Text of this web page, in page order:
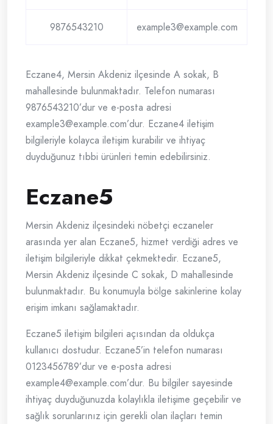
9876543210 example3@example.com
Eczane4, Mersin Akdeniz ilçesinde A sokak, B
mahallesinde bulunmaktadır. Telefon numarası
9876543210’dur ve e-posta adresi
example3@example.com’dur. Eczane4 iletişim
bilgileriyle kolayca iletişim kurabilir ve ihtiyaç
duyduğunuz tıbbi ürünleri temin edebilirsiniz.
Eczane5
Mersin Akdeniz ilçesindeki nöbetçi eczaneler
arasında yer alan Eczane5, hizmet verdiği adres ve
iletişim bilgileriyle dikkat çekmektedir. Eczane5,
Mersin Akdeniz ilçesinde C sokak, D mahallesinde
bulunmaktadır. Bu konumuyla bölge sakinlerine kolay
erişim imkanı sağlamaktadır.
Eczane5 iletişim bilgileri açısından da oldukça
kullanıcı dostudur. Eczane5’in telefon numarası
0123456789’dur ve e-posta adresi
example4@example.com’dur. Bu bilgiler sayesinde
ihtiyaç duyduğunuzda kolaylıkla iletişime geçebilir ve
sağlık sorunlarınız için gerekli olan ilaçları temin